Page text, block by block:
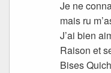
Je ne
mais ru
J’ai bien
Raison et
Bises